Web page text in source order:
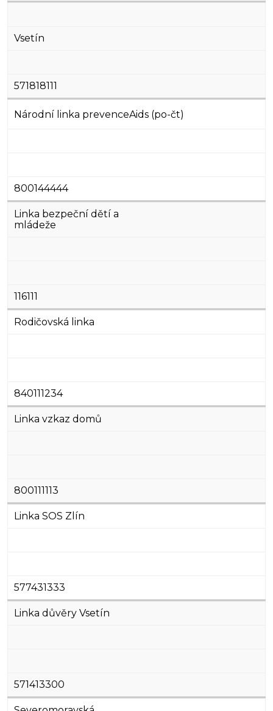
Vsetín
571818111
Národní linka prevenceAids (po-čt)
800144444
Linka bezpeční dětí a
mládeže
116111
Rodičovská linka
840111234
Linka vzkaz domů
800111113
Linka SOS Zlín
577431333
Linka důvěry Vsetín
571413300